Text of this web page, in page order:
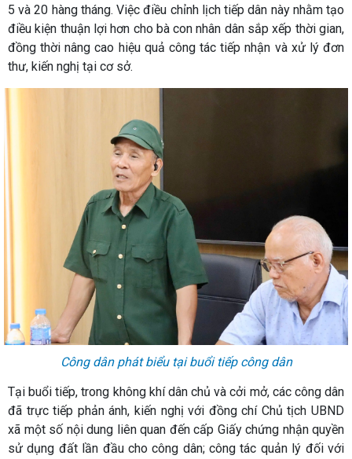
5 và 20 hàng tháng. Việc điều chỉnh lịch tiếp dân này nhằm tạo
điều kiện thuận lợi hơn cho bà con nhân dân sắp xếp thời gian,
đồng thời nâng cao hiệu quả công tác tiếp nhận và xử lý đơn
thư, kiến nghị tại cơ sở.
Công dân phát biểu tại buổi tiếp công dân
Tại buổi tiếp, trong không khí dân chủ và cởi mở, các công dân
đã trực tiếp phản ánh, kiến nghị với đồng chí Chủ tịch UBND
xã một số nội dung liên quan đến cấp Giấy chứng nhận quyền
sử dụng đất lần đầu cho công dân; công tác quản lý đối với